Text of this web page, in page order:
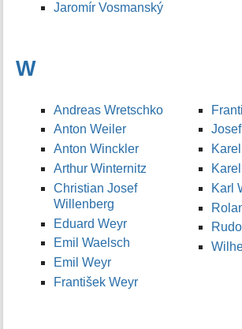
Jaromír Vosmanský
W
Andreas Wretschko
Anton Weiler
Anton Winckler
Arthur Winternitz
Christian Josef
Willenberg
Eduard Weyr
Emil Waelsch
Emil Weyr
František Weyr
Karl